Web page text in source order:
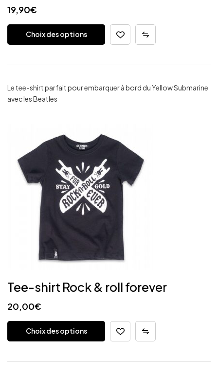
19,90€
Choix des options
Le tee-shirt parfait pour embarquer à bord du Yellow Submarine
avec les Beatles
Tee-shirt Rock & roll forever
20,00€
Choix des options